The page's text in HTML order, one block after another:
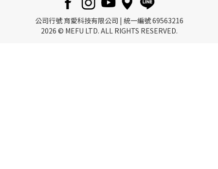
公司行號 育愛科技有限公司 | 統一編號 69563216
2026 © MEFU LTD. ALL RIGHTS RESERVED.